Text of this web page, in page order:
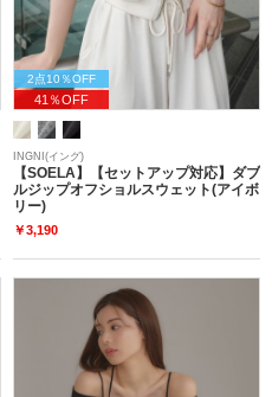
2点10％OFF
41％OFF
INGNI(イング)
【SOELA】【セットアップ対応】ダブ
ルジップオフショルスウェット(アイボ
リー)
￥3,190